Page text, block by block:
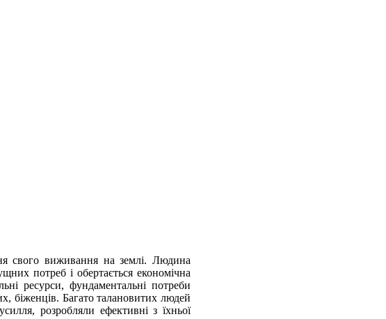
свого виживання на землі. Людина
потреб і обертається економічна
ресурси, фундаментальні потреби
біженців. Багато талановитих людей
розробляли ефективні з їхньої